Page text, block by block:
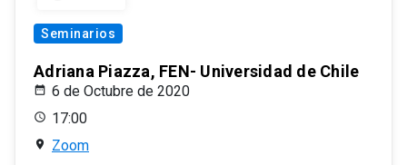
Seminarios
Adriana Piazza, FEN- Universidad de Chile
6 de Octubre de 2020
17:00
Zoom